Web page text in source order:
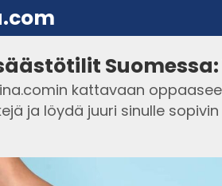
kattavaan
ja löydä juuri sinulle